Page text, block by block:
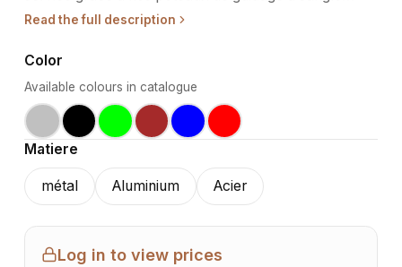
personnalisée. Conçus pour s'intégrer parfaitement
garantissent une gestion efficace des files d'attente et
des zones d'accès contrôlé. • Usage / destination :
Idéaux pour les espaces VIP, les événements ou les
lieux de passage fréquent comme les hôtels et salons,
ces poteaux sont parfaits pour réguler le mouvement
des personnes tout en préservant une ambiance
professionnelle. • Structure / matériaux : Fabriqués
Read the full description
Color
Available colours in catalogue
Matiere
métal Aluminium Acier
Log in to view prices